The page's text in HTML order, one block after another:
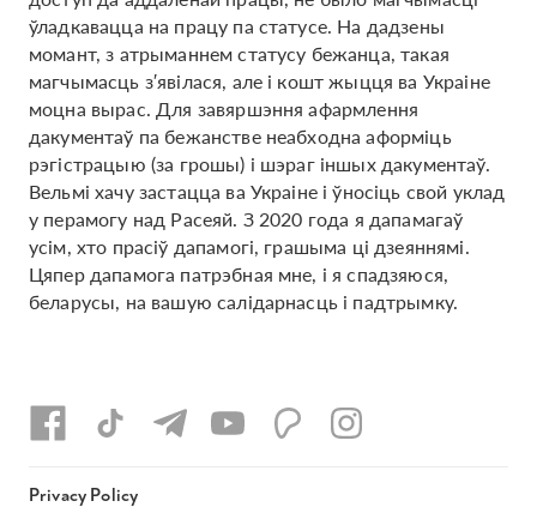
ўладкавацца на працу па статусе. На дадзены
момант, з атрыманнем статусу бежанца, такая
магчымасць з′явілася, але і кошт жыцця ва Украіне
моцна вырас. Для завяршэння афармлення
дакументаў па бежанстве неабходна аформіць
рэгістрацыю (за грошы) і шэраг іншых дакументаў.
Вельмі хачу застацца ва Украіне і ўносіць свой уклад
у перамогу над Расеяй. З 2020 года я дапамагаў
усім, хто прасіў дапамогі, грашыма ці дзеяннямі.
Цяпер дапамога патрэбная мне, і я спадзяюся,
беларусы, на вашую салідарнасць і падтрымку.
Privacy Policy